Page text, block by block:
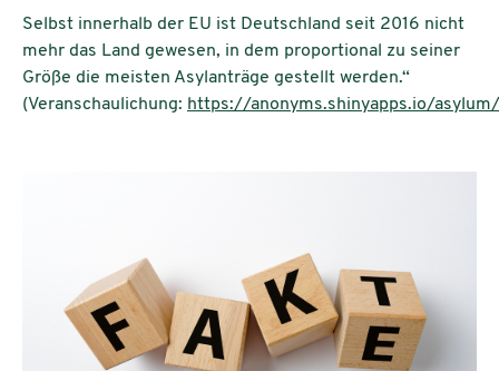
Selbst innerhalb der EU ist Deutschland seit 2016 nicht
mehr das Land gewesen, in dem proportional zu seiner
Größe die meisten Asylanträge gestellt werden.“
(Veranschaulichung: https://anonyms.shinyapps.io/asylum/